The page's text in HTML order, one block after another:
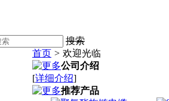
搜索
首页 > 欢迎光临
公司介绍
[详细介绍]
推荐产品